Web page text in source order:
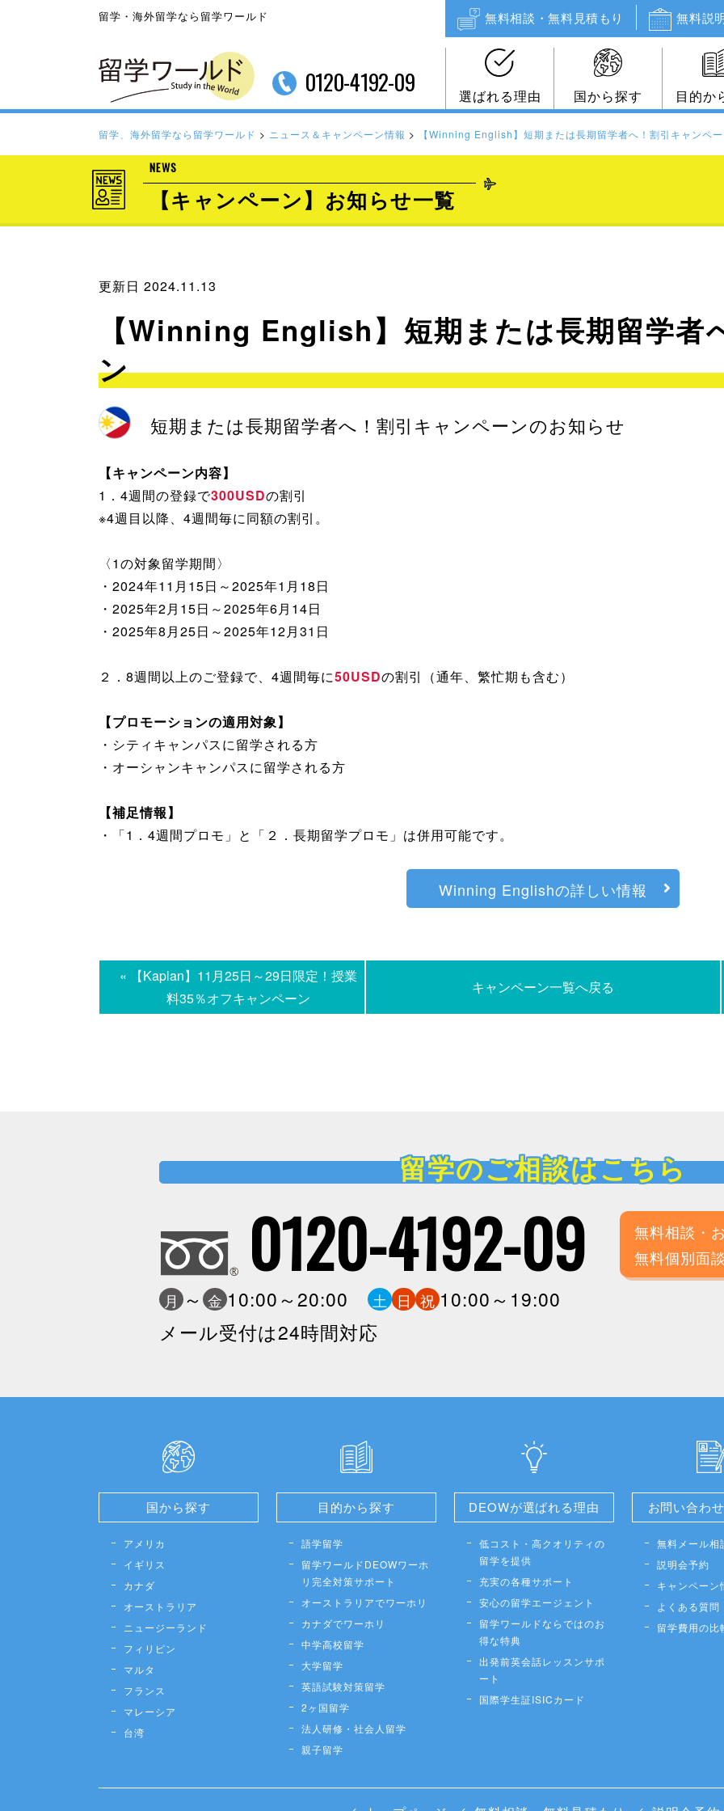
留学・海外留学なら留学ワールド 無料相談・無料見積もり 無料説
0120-4192-09 選ばれる理由 国から探す 目的か
留学、海外留学なら留学ワールド > ニュース＆キャンペーン情報 > 【Winning English】短期または長期留学者へ！割引キャンペー
NEWS
【キャンペーン】お知らせ一覧
更新日 2024.11.13
【Winning English】短期または長期留学者
ン
短期または長期留学者へ！割引キャンペーンのお知らせ
【キャンペーン内容】
1．4週間の登録で300USDの割引
※4週目以降、4週間毎に同額の割引。
〈1の対象留学期間〉
・2024年11月15日～2025年1月18日
・2025年2月15日～2025年6月14日
・2025年8月25日～2025年12月31日
２．8週間以上のご登録で、4週間毎に50USDの割引（通年、繁忙期も含む）
【プロモーションの適用対象】
・シティキャンパスに留学される方
・オーシャンキャンパスに留学される方
【補足情報】
・「1．4週間プロモ」と「２．長期留学プロモ」は併用可能です。
Winning Englishの詳しい情報
« 【Kaplan】11月25日～29日限定！授業
料35％オフキャンペーン
キャンペーン一覧へ戻る
留学のご相談はこちら
0120-4192-09
月 ～ 金 10:00～20:00 土 日 祝 10:00～19:00
メール受付は24時間対応
無料相談・
無料個別面談
国から探す
アメリカ
イギリス
カナダ
オーストラリア
ニュージーランド
フィリピン
マルタ
フランス
マレーシア
台湾
目的から探す
語学留学
留学ワールドDEOWワーホ
リ完全対策サポート
オーストラリアでワーホリ
カナダでワーホリ
中学高校留学
大学留学
英語試験対策留学
2ヶ国留学
法人研修・社会人留学
親子留学
DEOWが選ばれる理由
低コスト・高クオリティの
留学を提供
充実の各種サポート
安心の留学エージェント
留学ワールドならではのお
得な特典
出発前英会話レッスンサポ
ート
国際学生証ISICカード
お問い合わ
無料メール相
説明会予約
キャンペーン
よくある質問
留学費用の比